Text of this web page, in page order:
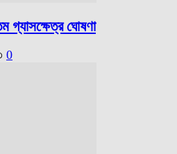
গ্যাসক্ষেত্র ঘোষণা
0